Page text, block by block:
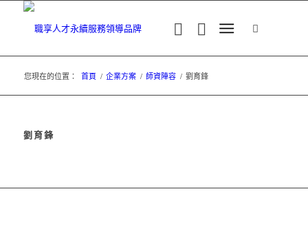
您現在的位置： 首頁 / 企業方案 / 師資陣容 / 劉育鋒
劉育鋒